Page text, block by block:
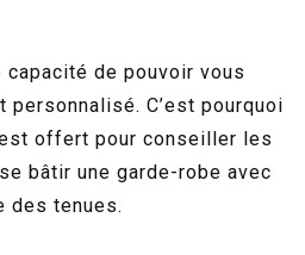
de pouvoir vous
C’est pourquoi
offert pour conseiller les
bâtir une garde-robe avec
des tenues.